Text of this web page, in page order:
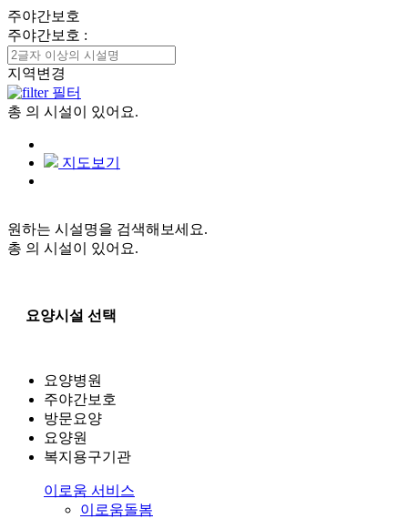
주야간보호
주야간보호 :
지역변경
필터
총 의 시설이 있어요.
지도보기
원하는 시설명을 검색해보세요.
총 의 시설이 있어요.
요양시설 선택
요양병원
주야간보호
방문요양
요양원
복지용구기관
이로움 서비스
이로움돌봄